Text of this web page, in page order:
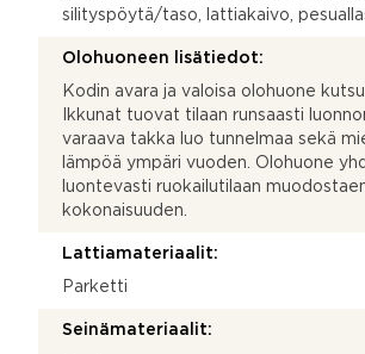
silityspöytä/taso, lattiakaivo,
Olohuoneen lisätiedot:
Kodin avara ja valoisa olohuone
Ikkunat tuovat tilaan runsaasti
varaava takka luo tunnelmaa sekä
lämpöä ympäri vuoden. Olohuone
luontevasti ruokailutilaan
kokonaisuuden.
Lattiamateriaalit:
Parketti
Seinämateriaalit: